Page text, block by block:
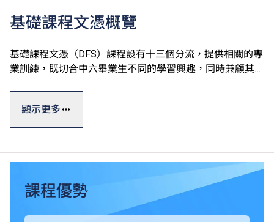
基礎課程文憑概覽
基礎課程文憑（DFS）課程設有十三個分流，提供相關的專
業訓練，既切合中六畢業生不同的學習興趣，同時兼顧其升
訊科技學院（HKIIT）及青年學院（YC）開辦，全屬政府資
助。
基礎課程文憑一般修讀期為一年，設計強調專業及通用技能
畢業生可直升VTC高級文憑課程，並有機會獲豁免修讀部分
課程單元。
顯示更多
課程優勢